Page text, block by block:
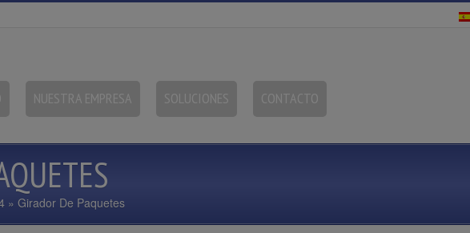
NUESTRA EMPRESA SOLUCIONES CONTACTO
» Girador De Paquetes